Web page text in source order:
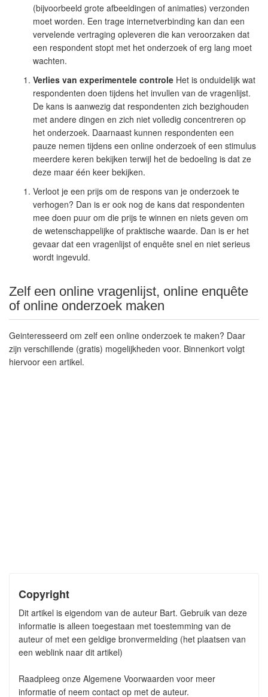
(bijvoorbeeld grote afbeeldingen of animaties) verzonden
moet worden. Een trage internetverbinding kan dan een
vervelende vertraging opleveren die kan veroorzaken dat
een respondent stopt met het onderzoek of erg lang moet
wachten.
Verlies van experimentele controle Het is onduidelijk wat
respondenten doen tijdens het invullen van de vragenlijst.
De kans is aanwezig dat respondenten zich bezighouden
met andere dingen en zich niet volledig concentreren op
het onderzoek. Daarnaast kunnen respondenten een
pauze nemen tijdens een online onderzoek of een stimulus
meerdere keren bekijken terwijl het de bedoeling is dat ze
deze maar één keer bekijken.
Verloot je een prijs om de respons van je onderzoek te
verhogen? Dan is er ook nog de kans dat respondenten
mee doen puur om die prijs te winnen en niets geven om
de wetenschappelijke of praktische waarde. Dan is er het
gevaar dat een vragenlijst of enquête snel en niet serieus
wordt ingevuld.
Zelf een online vragenlijst, online enquête
of online onderzoek maken
Geinteresseerd om zelf een online onderzoek te maken? Daar
zijn verschillende (gratis) mogelijkheden voor. Binnenkort volgt
hiervoor een artikel.
Copyright
Dit artikel is eigendom van de auteur Bart. Gebruik van deze
informatie is alleen toegestaan met toestemming van de
auteur of met een geldige bronvermelding (het plaatsen van
een weblink naar dit artikel)
Raadpleeg onze Algemene Voorwaarden voor meer
informatie of neem contact op met de auteur.